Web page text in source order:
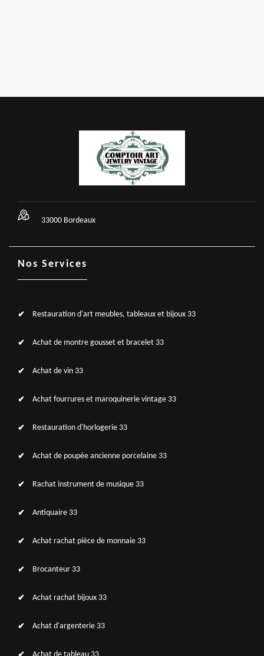
33000 Bordeaux
Nos Services
Restauration d'art meubles, tableaux et bijoux 33
Achat de montre gousset et bracelet 33
Achat de vin 33
Achat fourrures et maroquinerie vintage 33
Restauration d'horlogerie 33
Achat de poupée ancienne porcelaine 33
Rachat instrument de musique 33
Antiquaire 33
Achat rachat pièce de monnaie 33
Brocanteur 33
Achat rachat bijoux 33
Achat d'argenterie 33